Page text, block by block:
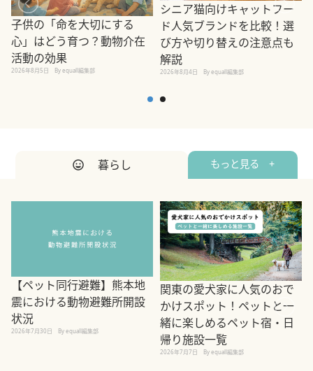
子供の「命を大切にする
心」はどう育つ？動物介在
活動の効果
2026年8月5日 By equall編集部
シニア猫向けキャットフー
ド人気ブランドを比較！選
び方や切り替えの注意点も
解説
2026年8月4日 By equall編集部
暮らし もっと見る +
【ペット同行避難】熊本地
震における動物避難所開設
状況
2026年7月30日 By equall編集部
関東の愛犬家に人気のおで
かけスポット！ペットと一
緒に楽しめるペット宿・日
帰り施設一覧
2026年7月7日 By equall編集部